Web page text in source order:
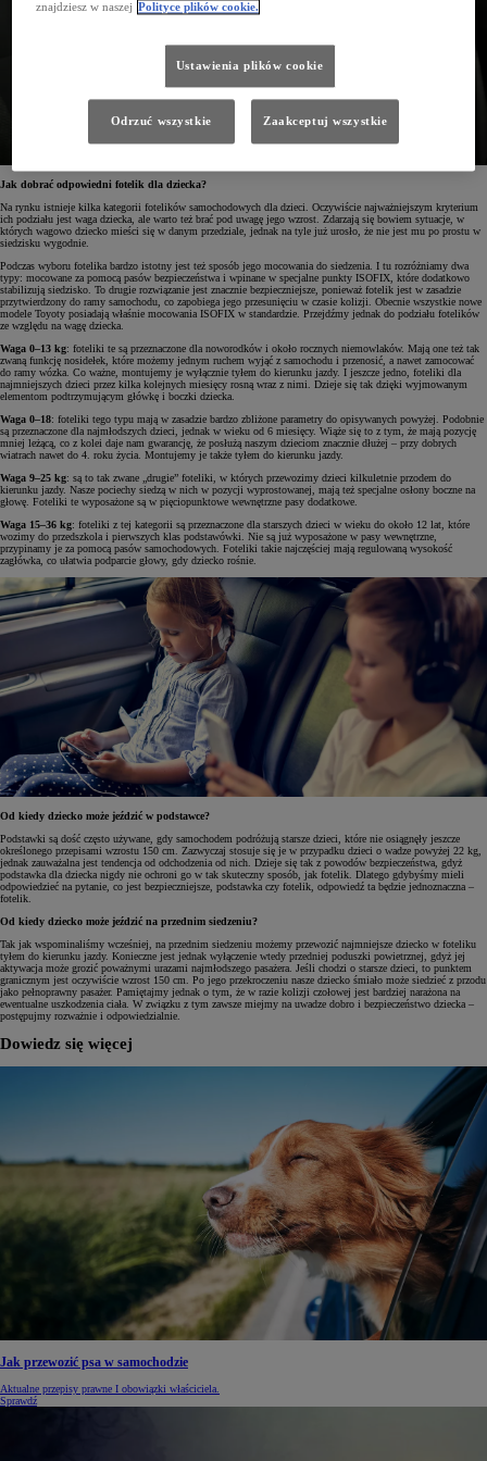
Jak dobrać odpowiedni fotelik dla dziecka?
Na rynku istnieje kilka kategorii fotelików samochodowych dla dzieci. Oczywiście najważniejszym kryterium
ich podziału jest waga dziecka, ale warto też brać pod uwagę jego wzrost. Zdarzają się bowiem sytuacje, w
których wagowo dziecko mieści się w danym przedziale, jednak na tyle już urosło, że nie jest mu po prostu w
siedzisku wygodnie.
Podczas wyboru fotelika bardzo istotny jest też sposób jego mocowania do siedzenia. I tu rozróżniamy dwa
typy: mocowane za pomocą pasów bezpieczeństwa i wpinane w specjalne punkty ISOFIX, które dodatkowo
stabilizują siedzisko. To drugie rozwiązanie jest znacznie bezpieczniejsze, ponieważ fotelik jest w zasadzie
przytwierdzony do ramy samochodu, co zapobiega jego przesunięciu w czasie kolizji. Obecnie wszystkie nowe
modele Toyoty posiadają właśnie mocowania ISOFIX w standardzie. Przejdźmy jednak do podziału fotelików
ze względu na wagę dziecka.
Waga 0–13 kg: foteliki te są przeznaczone dla noworodków i około rocznych niemowlaków. Mają one też tak
zwaną funkcję nosidełek, które możemy jednym ruchem wyjąć z samochodu i przenosić, a nawet zamocować
do ramy wózka. Co ważne, montujemy je wyłącznie tyłem do kierunku jazdy. I jeszcze jedno, foteliki dla
najmniejszych dzieci przez kilka kolejnych miesięcy rosną wraz z nimi. Dzieje się tak dzięki wyjmowanym
elementom podtrzymującym główkę i boczki dziecka.
Waga 0–18: foteliki tego typu mają w zasadzie bardzo zbliżone parametry do opisywanych powyżej. Podobnie
są przeznaczone dla najmłodszych dzieci, jednak w wieku od 6 miesięcy. Wiąże się to z tym, że mają pozycję
mniej leżącą, co z kolei daje nam gwarancję, że posłużą naszym dzieciom znacznie dłużej – przy dobrych
wiatrach nawet do 4. roku życia. Montujemy je także tyłem do kierunku jazdy.
Waga 9–25 kg: są to tak zwane „drugie” foteliki, w których przewozimy dzieci kilkuletnie przodem do
kierunku jazdy. Nasze pociechy siedzą w nich w pozycji wyprostowanej, mają też specjalne osłony boczne na
głowę. Foteliki te wyposażone są w pięciopunktowe wewnętrzne pasy dodatkowe.
Waga 15–36 kg: foteliki z tej kategorii są przeznaczone dla starszych dzieci w wieku do około 12 lat, które
wozimy do przedszkola i pierwszych klas podstawówki. Nie są już wyposażone w pasy wewnętrzne,
przypinamy je za pomocą pasów samochodowych. Foteliki takie najczęściej mają regulowaną wysokość
zagłówka, co ułatwia podparcie głowy, gdy dziecko rośnie.
Od kiedy dziecko może jeździć w podstawce?
Podstawki są dość często używane, gdy samochodem podróżują starsze dzieci, które nie osiągnęły jeszcze
określonego przepisami wzrostu 150 cm. Zazwyczaj stosuje się je w przypadku dzieci o wadze powyżej 22 kg,
jednak zauważalna jest tendencja od odchodzenia od nich. Dzieje się tak z powodów bezpieczeństwa, gdyż
podstawka dla dziecka nigdy nie ochroni go w tak skuteczny sposób, jak fotelik. Dlatego gdybyśmy mieli
odpowiedzieć na pytanie, co jest bezpieczniejsze, podstawka czy fotelik, odpowiedź ta będzie jednoznaczna –
fotelik.
Od kiedy dziecko może jeździć na przednim siedzeniu?
Tak jak wspominaliśmy wcześniej, na przednim siedzeniu możemy przewozić najmniejsze dziecko w foteliku
tyłem do kierunku jazdy. Konieczne jest jednak wyłączenie wtedy przedniej poduszki powietrznej, gdyż jej
aktywacja może grozić poważnymi urazami najmłodszego pasażera. Jeśli chodzi o starsze dzieci, to punktem
granicznym jest oczywiście wzrost 150 cm. Po jego przekroczeniu nasze dziecko śmiało może siedzieć z przodu
jako pełnoprawny pasażer. Pamiętajmy jednak o tym, że w razie kolizji czołowej jest bardziej narażona na
ewentualne uszkodzenia ciała. W związku z tym zawsze miejmy na uwadze dobro i bezpieczeństwo dziecka –
postępujmy rozważnie i odpowiedzialnie.
Dowiedz się więcej
Jak przewozić psa w samochodzie
Aktualne przepisy prawne I obowiązki właściciela.
Sprawdź
znajdziesz w naszej Polityce plików cookie.
Ustawienia plików cookie
Odrzuć wszystkie Zaakceptuj wszystkie